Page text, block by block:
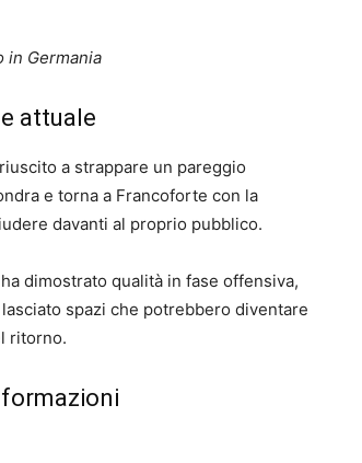
in Germania
attuale
riuscito a strappare un pareggio
e torna a Francoforte con la
davanti al proprio pubblico.
dimostrato qualità in fase offensiva,
lasciato spazi che potrebbero diventare
ritorno.